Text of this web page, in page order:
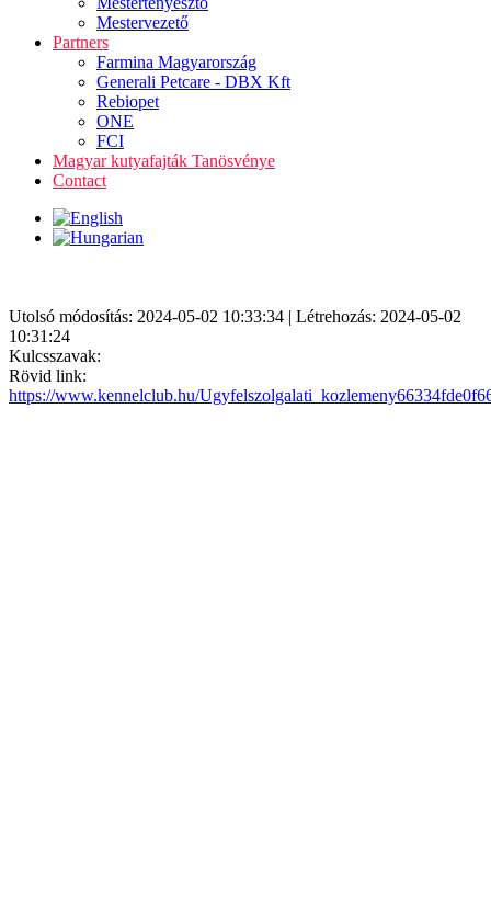
Mestervezető
Partners
Farmina Magyarország
Generali Petcare - DBX Kft
Rebiopet
ONE
FCI
Magyar kutyafajták Tanösvénye
Contact
Utolsó módosítás: 2024-05-02 10:33:34 | Létrehozás: 2024-05-02
10:31:24
Kulcsszavak:
Rövid link:
https://www.kennelclub.hu/